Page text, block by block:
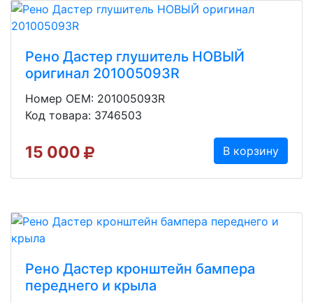
Рено Дастер глушитель НОВЫЙ
оригинал 201005093R
Номер OEM: 201005093R
Код товара: 3746503
15 000 В корзину
Рено Дастер кронштейн бампера
переднего и крыла